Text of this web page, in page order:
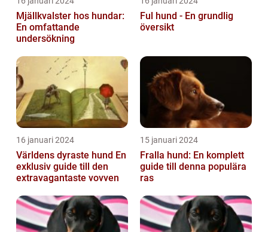
Mjällkvalster hos hundar:
En omfattande
undersökning
Ful hund - En grundlig
översikt
16 januari 2024
Världens dyraste hund En
exklusiv guide till den
extravagantaste vovven
15 januari 2024
Fralla hund: En komplett
guide till denna populära
ras